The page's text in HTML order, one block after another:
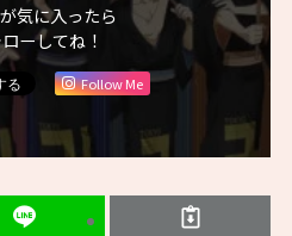
気に入ったら
ーしてね！
Follow Me